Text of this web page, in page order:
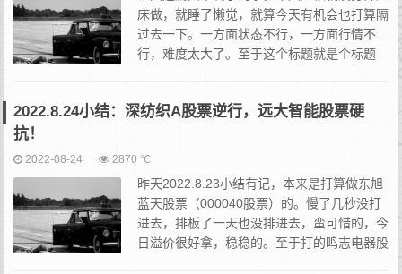
床做，就睡了懒觉，就算今天有机会也打算隔
过去一下。一方面状态不行，一方面行情不
行，难度太大了。至于这个标题就是个标题
2022.8.24小结：深纺织A股票逆行，远大智能股票硬
抗！
2022-08-24 2870 ℃
昨天2022.8.23小结有记，本来是打算做东旭
蓝天股票（000040股票）的。慢了几秒没打
进去，排板了一天也没排进去，蛮可惜的，今
日溢价很好拿，稳稳的。至于打的鸣志电器股